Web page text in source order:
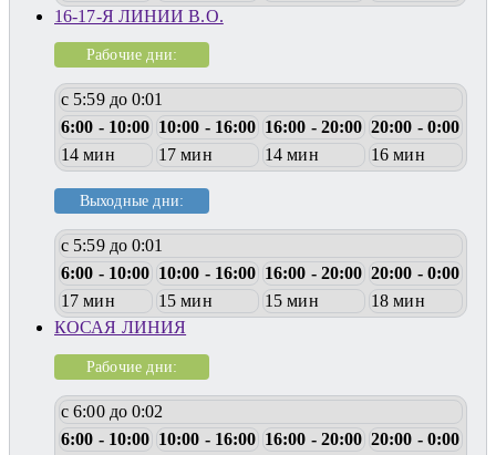
16-17-Я ЛИНИИ В.О.
Рабочие дни:
с 5:59 до 0:01
6:00 - 10:00 10:00 - 16:00 16:00 - 20:00 20:00 - 0:00
14 мин
17 мин 14 мин 16 мин
Выходные дни:
с 5:59 до 0:01
6:00 - 10:00 10:00 - 16:00 16:00 - 20:00 20:00 - 0:00
17 мин
15 мин 15 мин
18 мин
КОСАЯ ЛИНИЯ
Рабочие дни:
с 6:00 до 0:02
6:00 - 10:00 10:00 - 16:00 16:00 - 20:00 20:00 - 0:00